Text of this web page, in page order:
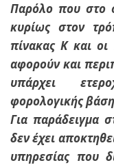
Παρόλο που στο
κυρίως στον
πίνακας Κ και
αφορούν και
υπάρχει
φορολογικής
Για παράδειγμα
δεν έχει
υπηρεσίας που